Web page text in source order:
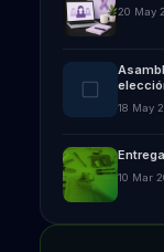
20 May
18 May
10 Mar